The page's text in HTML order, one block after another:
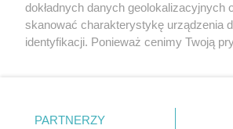
Partnerzy
Praca Szczecin
dokładnych danych geolokalizacyjnych
skanować charakterystykę urządzenia
identyfikacji. Ponieważ cenimy Twoją
prywatności znajdujący się w lewym
PARTNERZY